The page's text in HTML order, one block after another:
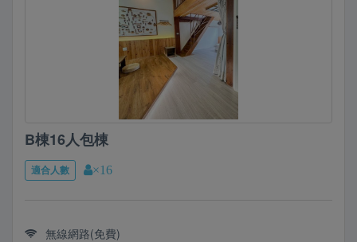
B棟16人包棟
適合人數 ×16
無線網路(免費)